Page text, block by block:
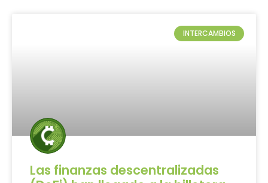
INTERCAMBIOS
Las finanzas descentralizadas